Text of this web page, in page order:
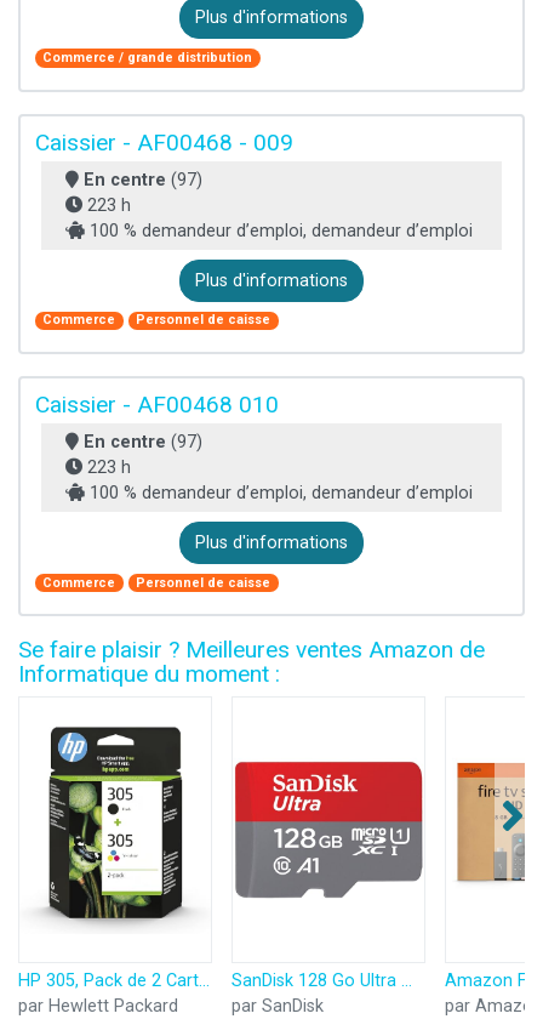
Plus d'informations
Commerce / grande distribution
Caissier - AF00468 - 009
En centre (97)
223 h
100 % demandeur d’emploi, demandeur d’emploi
Plus d'informations
Commerce Personnel de caisse
Caissier - AF00468 010
En centre (97)
223 h
100 % demandeur d’emploi, demandeur d’emploi
Plus d'informations
Commerce Personnel de caisse
Se faire plaisir ? Meilleures ventes Amazon de
Informatique du moment :
HP 305, Pack de 2 Cartouches d’Encre Originales, 6ZD17AE, Noir, Cyan, Jaune, Magenta
par Hewlett Packard
SanDisk 128 Go Ultra microSDXC, Carte micro sd + adaptateur SD (Pour Smartphone et Tablette, Video Full HDD, jusqu'à 140 Mo/s, UHS-I, La performance A1, Class 10, U1)
par SanDisk
par Amazon